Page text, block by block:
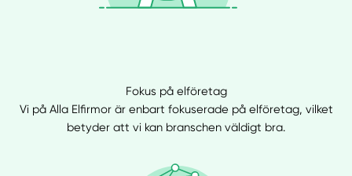
Fokus på elföretag
Vi på Alla Elfirmor är enbart fokuserade på elföretag, vilket
betyder att vi kan branschen väldigt bra.